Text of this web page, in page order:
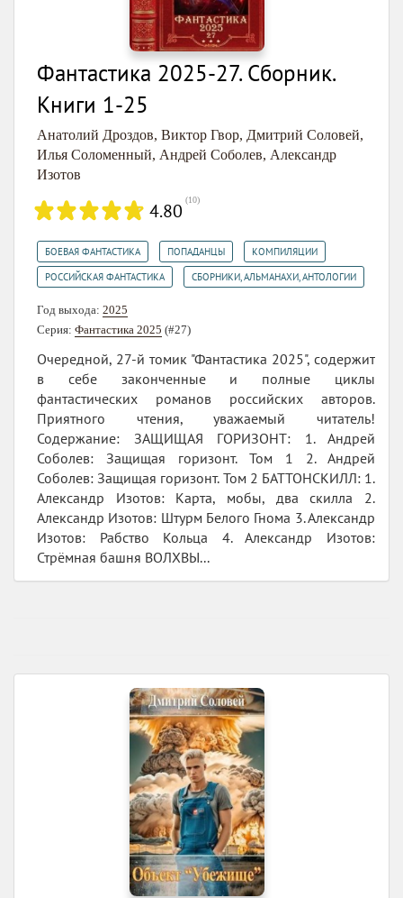
Фантастика 2025-27. Сборник.
Книги 1-25
Анатолий Дроздов, Виктор Гвор, Дмитрий Соловей,
Илья Соломенный, Андрей Соболев, Александр
Изотов
4.80 (10)
БОЕВАЯ ФАНТАСТИКА ПОПАДАНЦЫ КОМПИЛЯЦИИ
РОССИЙСКАЯ ФАНТАСТИКА СБОРНИКИ, АЛЬМАНАХИ, АНТОЛОГИИ
Год выхода: 2025
Серия: Фантастика 2025 (#27)
Очередной, 27-й томик "Фантастика 2025", содержит
в себе законченные и полные циклы
фантастических романов российских авторов.
Приятного чтения, уважаемый читатель!
Содержание: ЗАЩИЩАЯ ГОРИЗОНТ: 1. Андрей
Соболев: Защищая горизонт. Том 1 2. Андрей
Соболев: Защищая горизонт. Том 2 БАТТОНСКИЛЛ: 1.
Александр Изотов: Карта, мобы, два скилла 2.
Александр Изотов: Штурм Белого Гнома 3. Александр
Изотов: Рабство Кольца 4. Александр Изотов:
Стрёмная башня ВОЛХВЫ...